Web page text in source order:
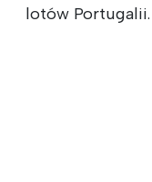
lotów Portugalii.